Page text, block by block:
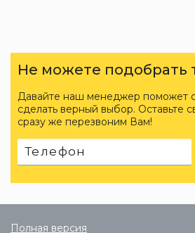
Не можете подобрать
Давайте наш менеджер поможет
сделать верный выбор. Оставьте
сразу же перезвоним Вам!
Полная версия